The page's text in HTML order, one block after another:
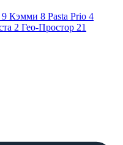
9 Кэмми 8 Pasta Prio 4
2 Гео-Простор 21